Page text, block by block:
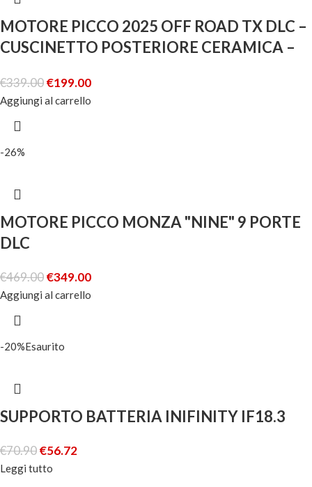
MOTORE PICCO 2025 OFF ROAD TX DLC –
CUSCINETTO POSTERIORE CERAMICA –
€339.00€199.00
Aggiungi al carrello
-26%
MOTORE PICCO MONZA "NINE" 9 PORTE
DLC
€469.00€349.00
Aggiungi al carrello
-20%Esaurito
SUPPORTO BATTERIA INIFINITY IF18.3
€70.90€56.72
Leggi tutto